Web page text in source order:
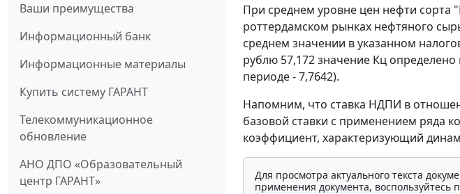
Ваши преимущества
Информационный банк
Информационные материалы
Купить систему ГАРАНТ
Телекоммуникационное
обновление
АНО ДПО «Образовательный
центр ГАРАНТ»
При среднем уровне цен нефти
роттердамском рынках нефтяного
среднем значении в указанном
рублю 57,172 значение Кц
периоде - 7,7642).
Напомним, что ставка НДПИ в
базовой ставки с применением ряда
коэффициент, характеризующий
Для просмотра актуального текста
применения документа,